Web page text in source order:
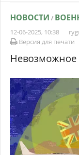
НОВОСТИ /
12-06-2025, 10:38
Версия для печати